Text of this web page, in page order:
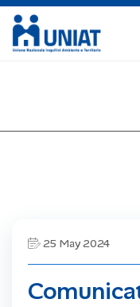
25 May 2024